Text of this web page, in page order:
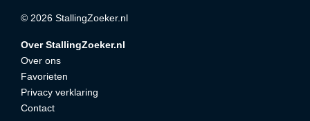
© 2026 StallingZoeker.nl
Over StallingZoeker.nl
Over ons
Favorieten
Privacy verklaring
Contact